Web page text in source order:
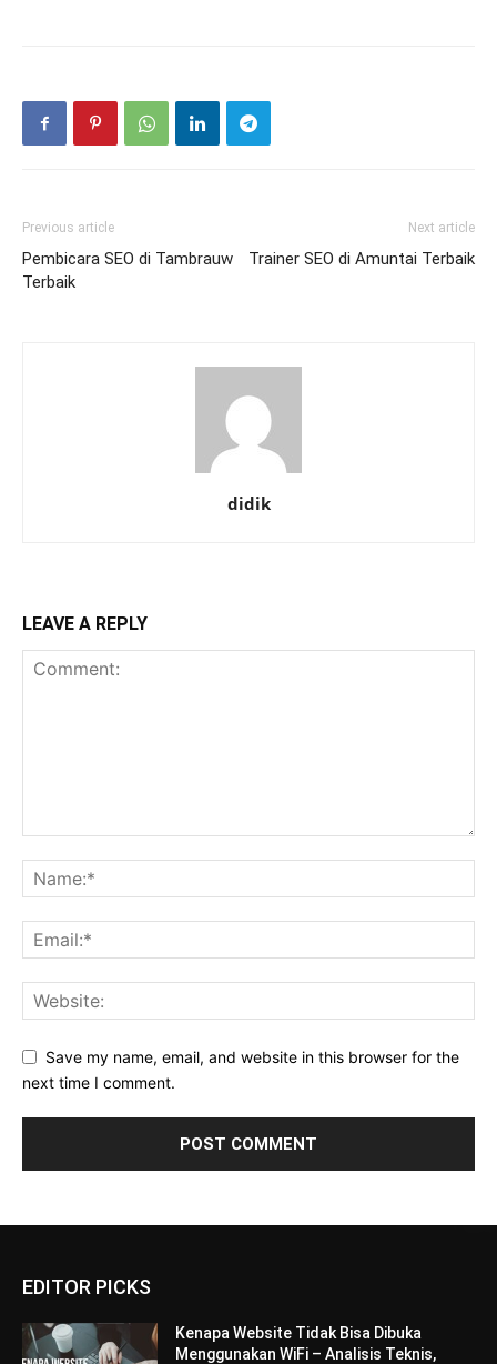
Previous article
Pembicara SEO di Tambrauw
Terbaik
Next article
Trainer SEO di Amuntai Terbaik
didik
LEAVE A REPLY
Save my name, email, and website in this browser for the
next time I comment.
EDITOR PICKS
Kenapa Website Tidak Bisa Dibuka
Menggunakan WiFi – Analisis Teknis,